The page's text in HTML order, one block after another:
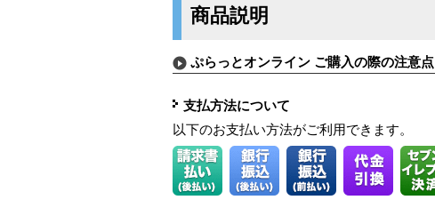
商品説明
ぷらっとオンライン ご購入の際の注意点
支払方法について
以下のお支払い方法がご利用できます。